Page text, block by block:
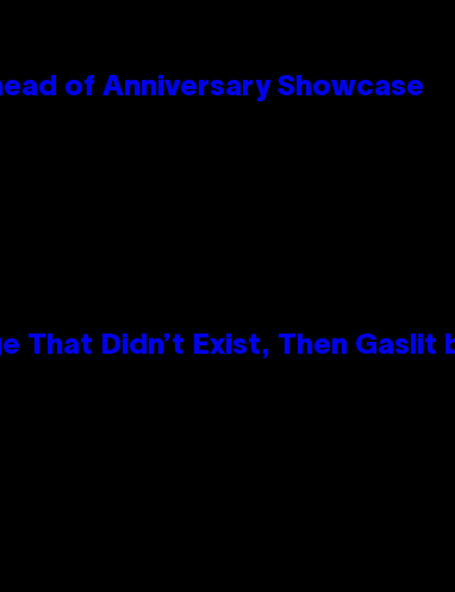
of Anniversary Showcase
That Didn’t Exist, Then Gaslit